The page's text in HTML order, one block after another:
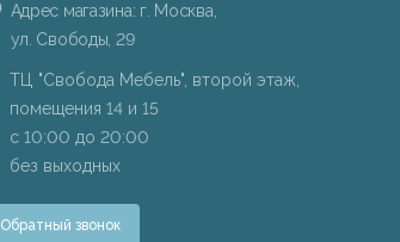
Адрес магазина: г. Москва,
ул. Свободы, 29
ТЦ "Свобода Мебель", второй этаж,
помещения 14 и 15
c 10:00 до 20:00
без выходных
Обратный звонок